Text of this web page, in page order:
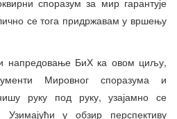
споразум за мир гарантује
се тога придржавам у вршењу
напредовање БиХ ка овом циљу,
Мировног споразума и
руку под руку, узајамно се
Узимајући у обзир перспективу